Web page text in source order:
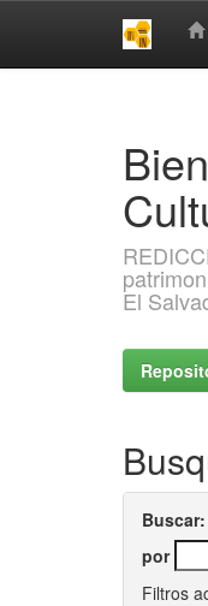
El
Buscar:
por
Filtros